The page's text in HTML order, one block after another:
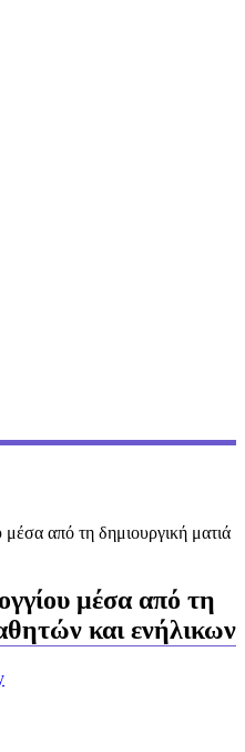
από τη δημιουργική ματιά
μέσα από τη
και ενήλικων